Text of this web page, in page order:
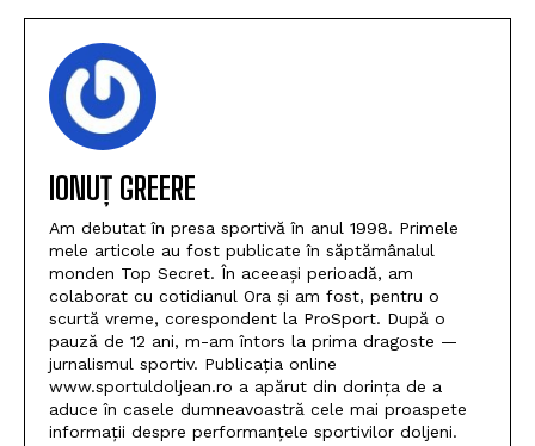
IONUȚ GREERE
Am debutat în presa sportivă în anul 1998. Primele
mele articole au fost publicate în săptămânalul
monden Top Secret. În aceeași perioadă, am
colaborat cu cotidianul Ora și am fost, pentru o
scurtă vreme, corespondent la ProSport. După o
pauză de 12 ani, m-am întors la prima dragoste —
jurnalismul sportiv. Publicația online
www.sportuldoljean.ro a apărut din dorința de a
aduce în casele dumneavoastră cele mai proaspete
informații despre performanțele sportivilor doljeni.